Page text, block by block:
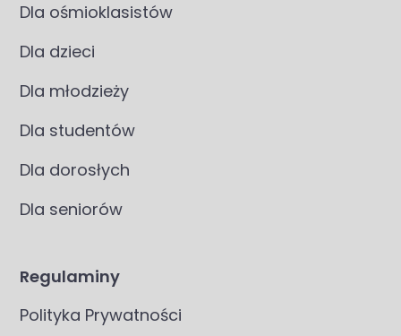
Dla ośmioklasistów
Dla dzieci
Dla młodzieży
Dla studentów
Dla dorosłych
Dla seniorów
Regulaminy
Polityka Prywatności